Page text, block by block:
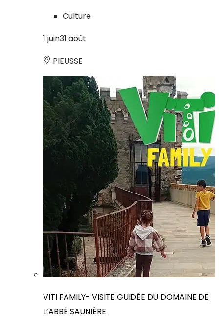
Culture
1 juin31 août
PIEUSSE
VITI FAMILY- VISITE GUIDÉE DU DOMAINE DE
L’ABBÉ SAUNIÈRE